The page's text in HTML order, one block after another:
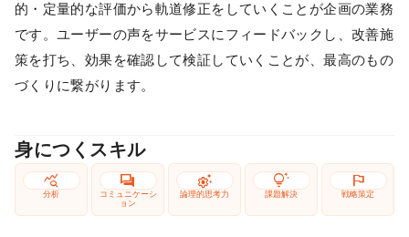
的・定量的な評価から軌道修正をしていくことが企画の業務
です。ユーザーの声をサービスにフィードバックし、改善施
策を打ち、効果を確認して検証していくことが、最高のもの
づくりに繋がります。
身につくスキル
query_stats
分析
forum
コミュニケーシ
ョン
settings_suggest
論理的思考力
tips_and_updates
課題解決
flag
戦略策定